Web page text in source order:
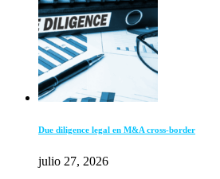
Due diligence legal en M&A cross-border
julio 27, 2026